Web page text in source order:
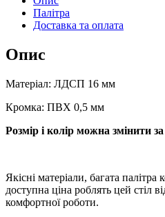
Палітра
Доставка та оплата
Опис
Матеріал: ЛДСП 16 мм
Кромка: ПВХ 0,5 мм
Розмір і колір можна змінити
Якісні матеріали, багата палітра
доступна ціна роблять цей стіл
комфортної роботи.